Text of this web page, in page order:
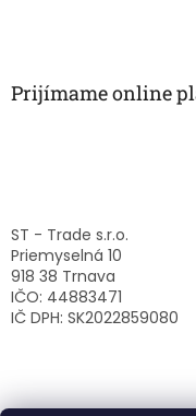
Prijímame online
ST - Trade s.r.o.
Priemyselná 10
918 38 Trnava
IČO: 44883471
IČ DPH: SK2022859080